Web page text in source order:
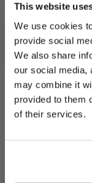
This website
We use cookies
provide social
We also share
our social media,
may combine it
provided to them
of their services.
PLEASE
We detected that
et
rétractation
qui ne se
des raisons
de la santé
hygiénique